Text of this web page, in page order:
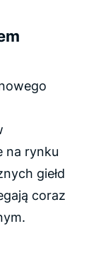
na rynku
giełd
coraz